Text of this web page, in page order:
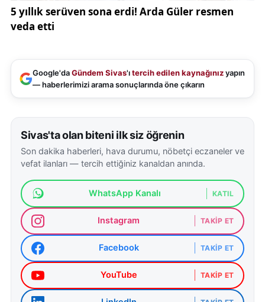
Google'daGündem Sivas'ıtercih edilen kaynağınızyapın
— haberlerimizi arama sonuçlarında öne çıkarın
Sivas'ta olan biteni ilk siz öğrenin
Son dakika haberleri, hava durumu, nöbetçi eczaneler ve
vefat ilanları — tercih ettiğiniz kanaldan anında.
WhatsApp Kanalı KATIL
Instagram TAKIP ET
Facebook TAKIP ET
YouTube TAKIP ET